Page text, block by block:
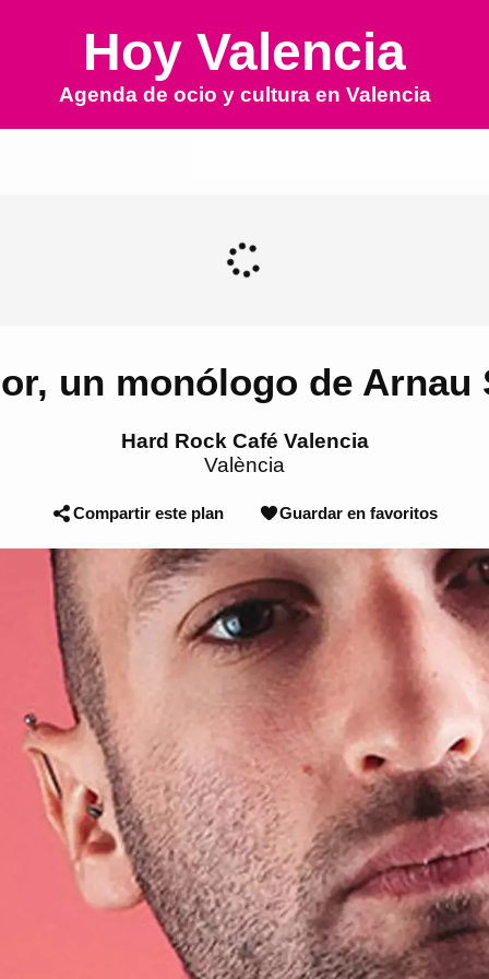
Hoy Valencia
Agenda de ocio y cultura en Valencia
un monólogo de Arnau
Hard Rock Café Valencia
València
Compartir este plan Guardar en favoritos